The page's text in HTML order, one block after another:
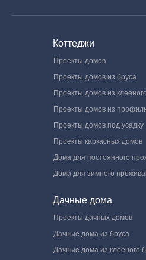
Коттеджи
Проекты домов
Проекты домов из бруса
Проекты домов из
Проекты домов из
Проекты домов под усадку
Проекты каркасных домов
Дома для постоянного
Дома для зимнего
Дачные дома
Проекты дачных домов
Дачные дома из бруса
Дачные дома из клееного